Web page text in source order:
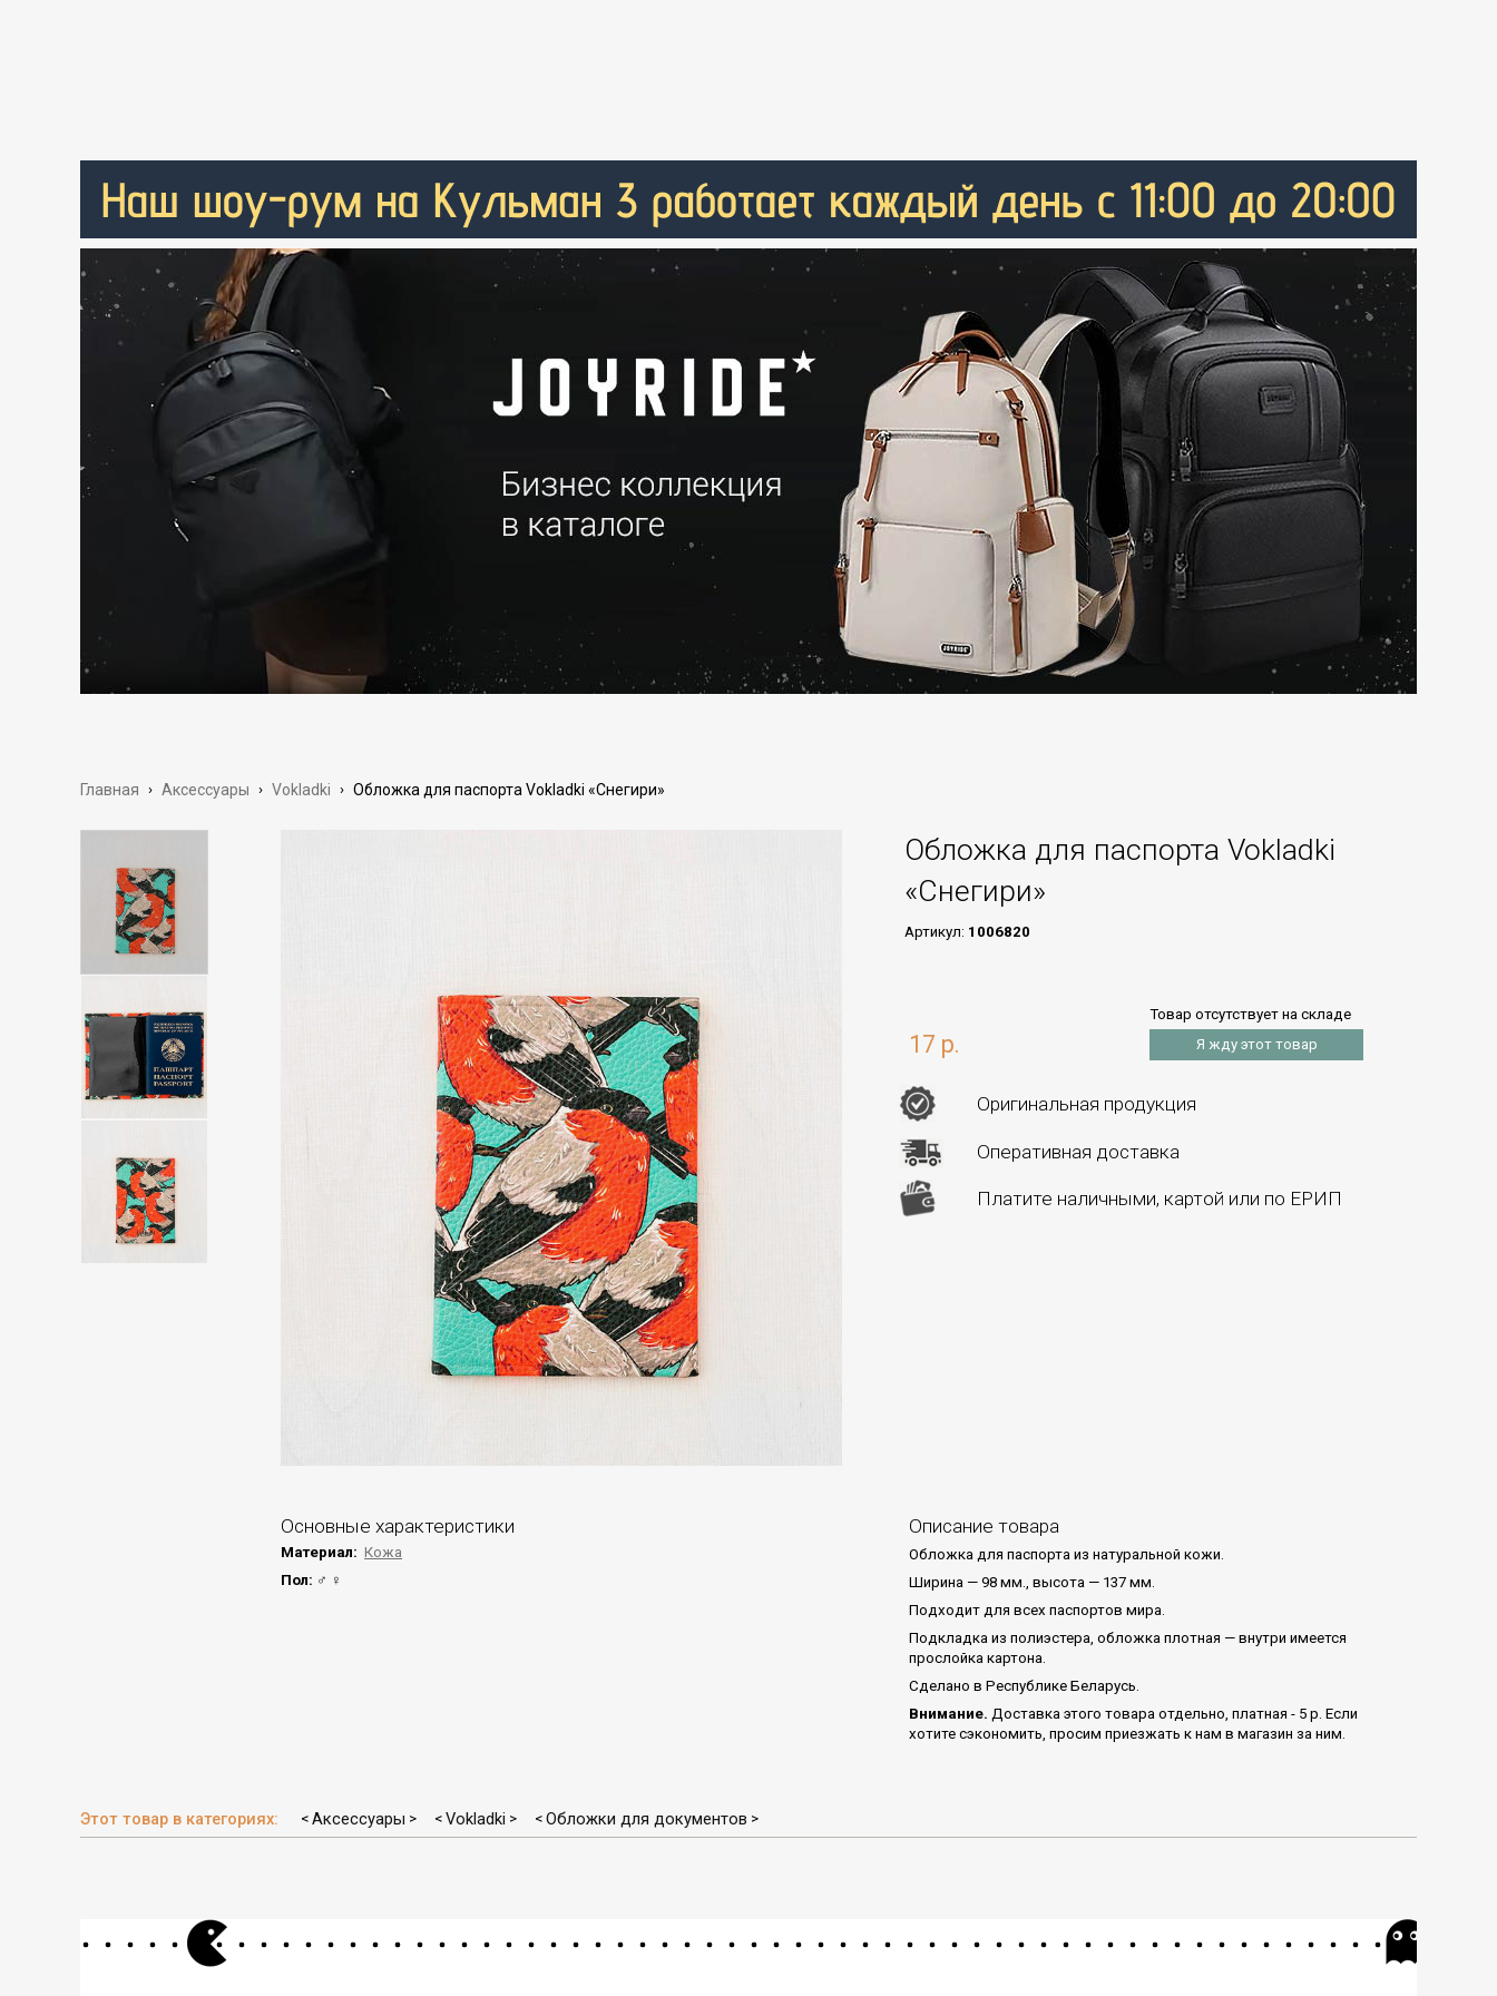
Главная › Аксессуары › Vokladki › Обложка для паспорта Vokladki «Снегири»
Обложка для паспорта Vokladki
«Снегири»
Артикул: 1006820
17 р.
Товар отсутствует на складе
Я жду этот товар
Оригинальная продукция
Оперативная доставка
Платите наличными, картой или по ЕРИП
Основные характеристики
Материал: Кожа
Пол: ♂ ♀
Описание товара
Обложка для паспорта из натуральной кожи.
Ширина — 98 мм., высота — 137 мм.
Подходит для всех паспортов мира.
Подкладка из полиэстера, обложка плотная — внутри имеется
прослойка картона.
Сделано в Республике Беларусь.
Внимание. Доставка этого товара отдельно, платная - 5 р. Если
хотите сэкономить, просим приезжать к нам в магазин за ним.
Этот товар в категориях: < Аксессуары > < Vokladki > < Обложки для документов >